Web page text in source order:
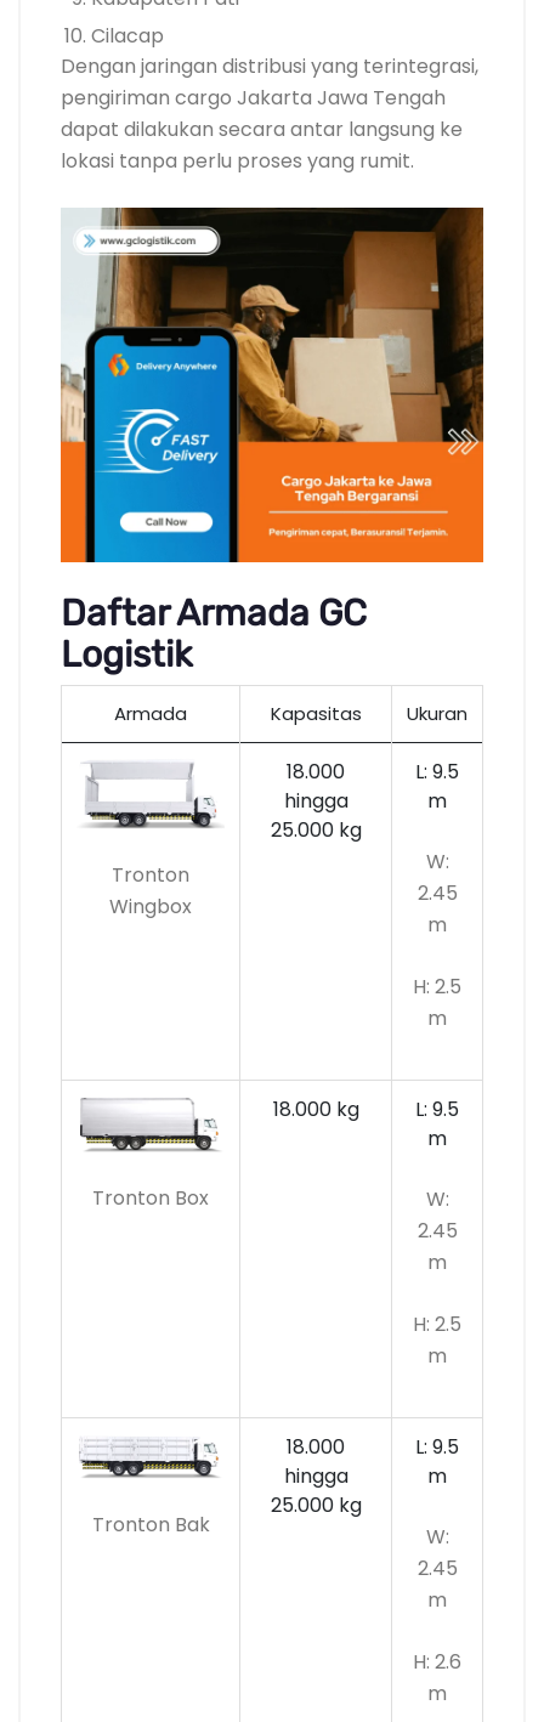
Cilacap
Dengan jaringan distribusi yang terintegrasi,
pengiriman cargo Jakarta Jawa Tengah
dapat dilakukan secara antar langsung ke
lokasi tanpa perlu proses yang rumit.
Daftar Armada GC
Logistik
Armada Kapasitas Ukuran
Tronton
Wingbox
18.000
hingga
25.000 kg
L: 9.5
m
W:
2.45
m
H: 2.5
m
Tronton Box
18.000 kg
L: 9.5
m
W:
2.45
m
H: 2.5
m
Tronton Bak
18.000
hingga
25.000 kg
L: 9.5
m
W:
2.45
m
H: 2.6
m